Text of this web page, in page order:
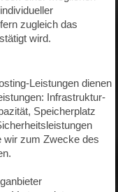
zugleich das
wird.
Leistungen dienen
Infrastruktur-
Speicherplatz
wir zum Zwecke des